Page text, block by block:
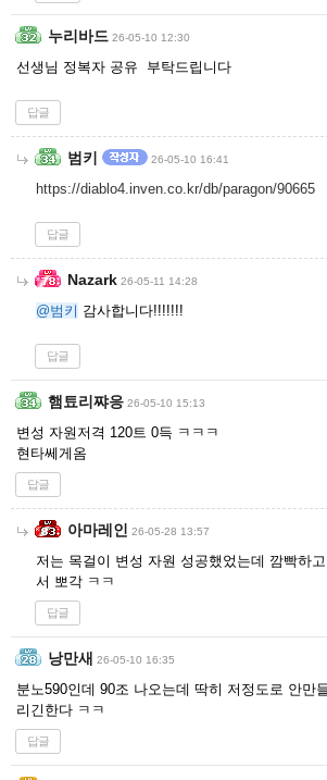
누리바드 26-05-10 12:30
선생님 정복자 공유 부탁드립니다
답글
범키 26-05-10 16:41
https://diablo4.inven.co.kr/db/paragon/90665
답글
Nazark 26-05-11 14:28
@범키 감사합니다!!!!!!!
답글
햄툐리쨔응 26-05-10 15:13
변성 자원저격 120트 0득 ㅋㅋㅋ
현타쎄게옴
답글
아마레인 26-05-28 13:57
저는 목걸이 변성 자원 성공했었는데 깜빡하
서 뽀각 ㅋㅋ
답글
낭만새 26-05-10 16:35
분노590인데 90조 나오는데 딱히 저정도로 안만
리긴한다 ㅋㅋ
답글